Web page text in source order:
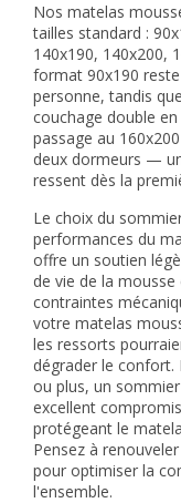
Nos matelas
tailles standard :
140x190, 140x200,
format 90x190
personne, tandis
couchage double
passage au
deux dormeurs —
ressent dès la
Le choix du
performances du
offre un soutien
de vie de la
contraintes
votre matelas
les ressorts
dégrader le confort.
ou plus, un
excellent
protégeant le
Pensez à
pour optimiser la
l'ensemble.